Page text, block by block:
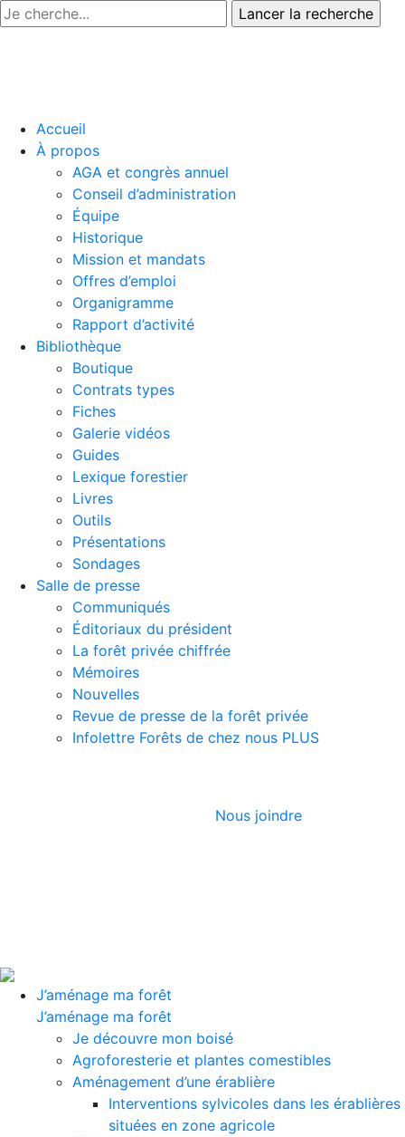
Accueil
À propos
AGA et congrès annuel
Conseil d’administration
Équipe
Historique
Mission et mandats
Offres d’emploi
Organigramme
Rapport d’activité
Bibliothèque
Boutique
Contrats types
Fiches
Galerie vidéos
Guides
Lexique forestier
Livres
Outils
Présentations
Sondages
Salle de presse
Communiqués
Éditoriaux du président
La forêt privée chiffrée
Mémoires
Nouvelles
Revue de presse de la forêt privée
Infolettre Forêts de chez nous PLUS
Nous joindre
J’aménage ma forêt
J’aménage ma forêt
Je découvre mon boisé
Agroforesterie et plantes comestibles
Aménagement d’une érablière
Interventions sylvicoles dans les érablières
situées en zone agricole